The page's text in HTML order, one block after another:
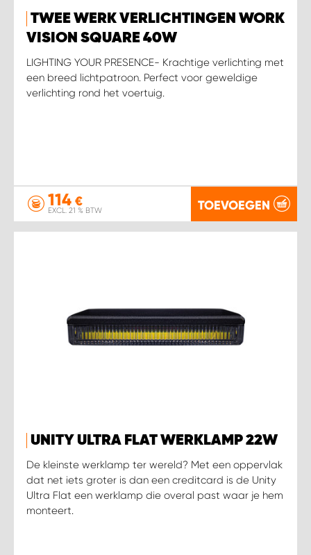
TWEE WERK VERLICHTINGEN WORK
VISION SQUARE 40W
LIGHTING YOUR PRESENCE- Krachtige verlichting met
een breed lichtpatroon. Perfect voor geweldige
verlichting rond het voertuig.
114 €
EXCL. 21 % BTW TOEVOEGEN
UNITY ULTRA FLAT WERKLAMP 22W
De kleinste werklamp ter wereld? Met een oppervlak
dat net iets groter is dan een creditcard is de Unity
Ultra Flat een werklamp die overal past waar je hem
monteert.